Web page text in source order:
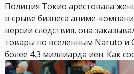
Полиция Токио арестовала
в срыве бизнеса аниме-
версии следствия, она
товары по вселенным Naruto и
более 4,3 миллиарда иен. Как